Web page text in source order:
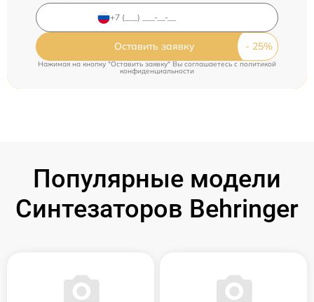
Оставить заявку
Нажимая на кнопку "Оставить заявку" Вы соглашаетесь cполитикой
конфиденциальности
Популярные модели
Синтезаторов Behringer